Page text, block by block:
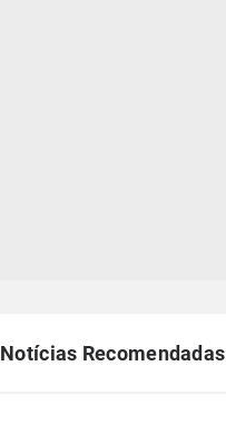
Notícias Recomendadas